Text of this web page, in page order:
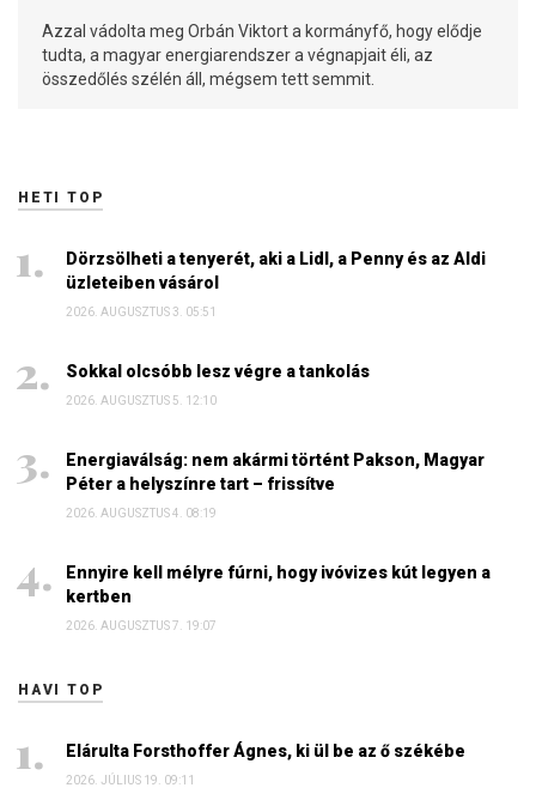
Azzal vádolta meg Orbán Viktort a kormányfő, hogy elődje
tudta, a magyar energiarendszer a végnapjait éli, az
összedőlés szélén áll, mégsem tett semmit.
HETI TOP
Dörzsölheti a tenyerét, aki a Lidl, a Penny és az Aldi
üzleteiben vásárol
2026. AUGUSZTUS 3. 05:51
Sokkal olcsóbb lesz végre a tankolás
2026. AUGUSZTUS 5. 12:10
Energiaválság: nem akármi történt Pakson, Magyar
Péter a helyszínre tart – frissítve
2026. AUGUSZTUS 4. 08:19
Ennyire kell mélyre fúrni, hogy ivóvizes kút legyen a
kertben
2026. AUGUSZTUS 7. 19:07
HAVI TOP
Elárulta Forsthoffer Ágnes, ki ül be az ő székébe
2026. JÚLIUS 19. 09:11